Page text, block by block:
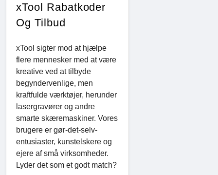
xTool Rabatkoder
Og Tilbud
xTool sigter mod at hjælpe
flere mennesker med at være
kreative ved at tilbyde
begyndervenlige, men
kraftfulde værktøjer, herunder
lasergravører og andre
smarte skæremaskiner. Vores
brugere er gør-det-selv-
entusiaster, kunstelskere og
ejere af små virksomheder.
Lyder det som et godt match?